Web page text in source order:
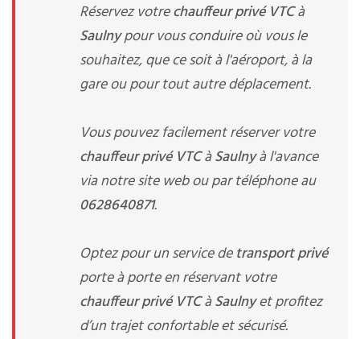
Réservez votrechauffeur privé VTCà
Saulnypour vous conduire où vous le
souhaitez, que ce soit à l'aéroport, à la
gare ou pour tout autre déplacement.
Vous pouvez facilement réserver votre
chauffeur privé VTCàSaulnyà l'avance
via notre site web ou par téléphone au
0628640871.
Optez pour un service detransport privé
porte à porte en réservant votre
chauffeur privé VTCàSaulnyet profitez
d’un trajet confortable et sécurisé.